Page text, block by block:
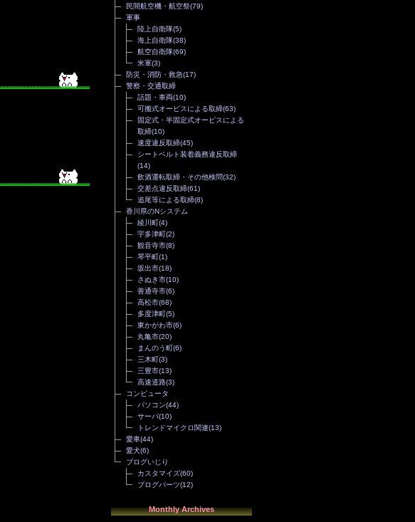
民間航空機・航空祭(79)
軍事
陸上自衛隊(5)
海上自衛隊(38)
航空自衛隊(69)
米軍(3)
防災・消防・救急(17)
警察・交通取締
話題・車両(10)
可搬式オービスによる取締(63)
固定式・半固定式オービスによる
取締(10)
速度違反取締(45)
シートベルト装着義務違反取締
(14)
飲酒運転取締・その他検問(32)
交差点違反取締(61)
追尾等による取締(8)
香川県のNシステム
綾川町(4)
宇多津町(2)
観音寺市(8)
琴平町(1)
坂出市(18)
さぬき市(10)
善通寺市(6)
高松市(68)
多度津町(5)
東かがわ市(6)
丸亀市(20)
まんのう町(6)
三木町(3)
三豊市(13)
高速道路(3)
コンピュータ
パソコン(44)
サーバ(10)
トレンドマイクロ関連(13)
愛車(44)
愛犬(6)
ブログいじり
カスタマイズ(60)
ブログパーツ(12)
Monthly Archives